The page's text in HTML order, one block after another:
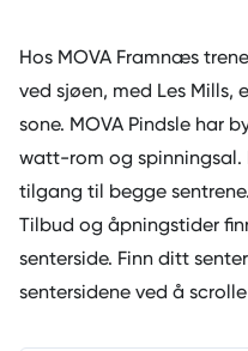
Hos MOVA Framnæs
ved sjøen, med Les
sone. MOVA Pindsle har
watt-rom og spinningsal.
tilgang til begge sentrene.
Tilbud og åpningstider
senterside. Finn ditt senter
sentersidene ved å